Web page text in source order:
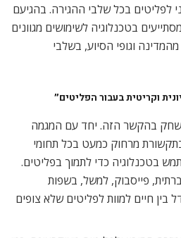
לפליטים בכל שלבי ההגירה. בהגיעם
בטכנלוגיה לשימושים מגוונים
וגופי הסיוע, בשלבי
וקריטית בעבור הפליטים״
בהקשר הזה. יחד עם המגמה
מרחוק כמעט בכל תחומי
בטכנלוגיה כדי לתמוך בפליטים.
פייסבוק, למשל, בשפות
בין חיים למוות לפליטים שלא צופים